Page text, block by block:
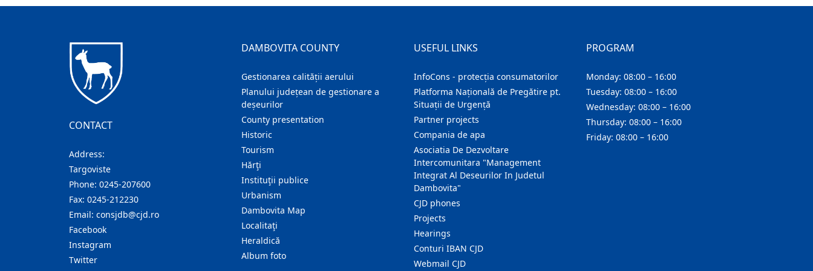
CONTACT
Address:
Targoviste
Phone: 0245-207600
Fax: 0245-212230
Email: consjdb@cjd.ro
Facebook
Instagram
Twitter
DAMBOVITA COUNTY
Gestionarea calității aerului
Planului județean de gestionare a
deșeurilor
County presentation
Historic
Tourism
Hărţi
Instituţii publice
Urbanism
Dambovita Map
Localitaţi
Heraldică
Album foto
USEFUL LINKS
InfoCons - protecția consumatorilor
Platforma Națională de Pregătire pt.
Situații de Urgență
Partner projects
Compania de apa
Asociatia De Dezvoltare
Intercomunitara "Management
Integrat Al Deseurilor In Judetul
Dambovita"
CJD phones
Projects
Hearings
Conturi IBAN CJD
Webmail CJD
PROGRAM
Monday: 08:00 – 16:00
Tuesday: 08:00 – 16:00
Wednesday: 08:00 – 16:00
Thursday: 08:00 – 16:00
Friday: 08:00 – 16:00